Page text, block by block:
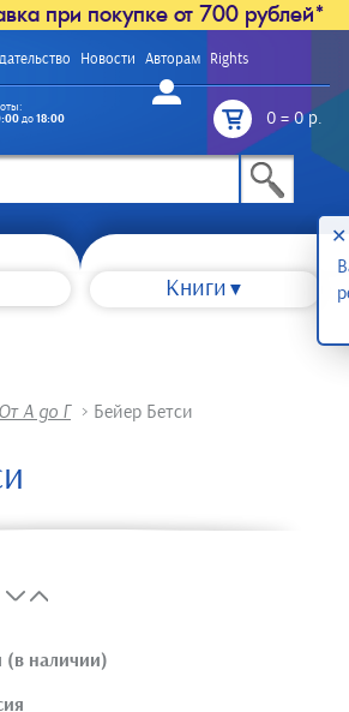
при покупке от 700 рублей*
Новости Авторам Rights
Войти
0=0 р.
до18:00
Книги
От А до Г > Бейер Бетси
(в наличии)
✕